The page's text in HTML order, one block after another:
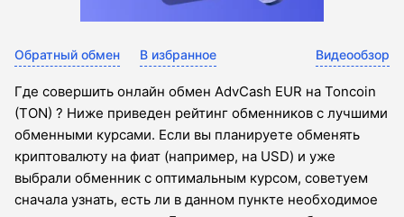
Обратный обмен В избранное Видеообзор
Где совершить онлайн обмен AdvCash EUR на Toncoin
(TON) ? Ниже приведен рейтинг обменников с лучшими
обменными курсами. Если вы планируете обменять
криптовалюту на фиат (например, на USD) и уже
выбрали обменник с оптимальным курсом, советуем
сначала узнать, есть ли в данном пункте необходимое